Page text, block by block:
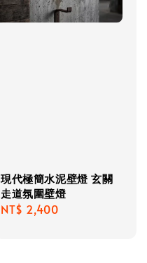
現代極簡水泥壁燈 玄關
走道氛圍壁燈
Regular
NT$ 2,400